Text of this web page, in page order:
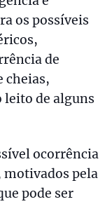
os possíveis
de
cheias,
leito de alguns
ocorrência
motivados pela
pode ser